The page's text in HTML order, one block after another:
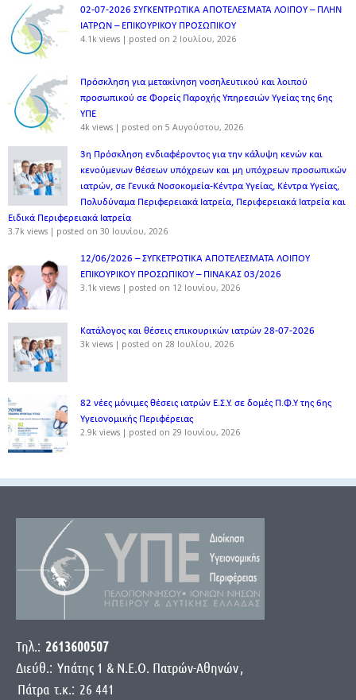
02-07-2026 ΣΥΓΚΕΝΤΡΩΤΙΚΑ ΑΠΟΤΕΛΕΣΜΑΤΑ ΛΟΙΠΟΥ – ΠΛΗΝ
ΙΑΤΡΩΝ – ΕΠΙΚΟΥΡΙΚΟΥ ΠΡΟΣΩΠΙΚOY
4.1k views | posted on 2 Ιουλίου, 2026
Πρόσκληση για μετακίνηση νοσηλευτικού και λοιπού
προσωπικού σε Φορείς Παροχής Υπηρεσιών Υγείας της 6ης
ΥΠΕ
4k views | posted on 5 Αυγούστου, 2026
3η Πρόσκληση ενδιαφέροντος για την κάλυψη κενών και
κενούμενων θέσεων υπόχρεων και μη υπόχρεων προσωπικών
ιατρών, σε Γενικά Νοσοκομεία-Κέντρα Υγείας, Κέντρα Υγείας,
Πολυδύναμα Περιφερειακά Ιατρεία, Περιφερειακά Ιατρεία και
Ειδικά Περιφερειακά Ιατρεία
3.7k views | posted on 30 Ιουνίου, 2026
12/06/2026 – ΣΥΓΚΕΤΡΩΤΙΚΑ ΑΠΟΤΕΛΕΣΜΑΤΑ ΛΟΙΠΟΥ
ΕΠΙΚΟΥΡΙΚΟΥ ΠΡΟΣΩΠΙΚΟΥ – ΠΙΝΑΚΑΣ 03/2026
3.1k views | posted on 12 Ιουνίου, 2026
Κατάλογος και θέσεις επικουρικών ιατρών 28-07-2026
3k views | posted on 28 Ιουλίου, 2026
82 νέες μόνιμες θέσεις ιατρών Ε.Σ.Υ. σε δομές Π.Φ.Υ της 6ης
Υγειονομικής Περιφέρειας
2.9k views | posted on 29 Ιουνίου, 2026
Τηλ.: 2613600507
Διεύθ.: Yπάτης 1 & Ν.Ε.Ο. Πατρών-Αθηνών,
Πάτρα τ.κ.: 26 441